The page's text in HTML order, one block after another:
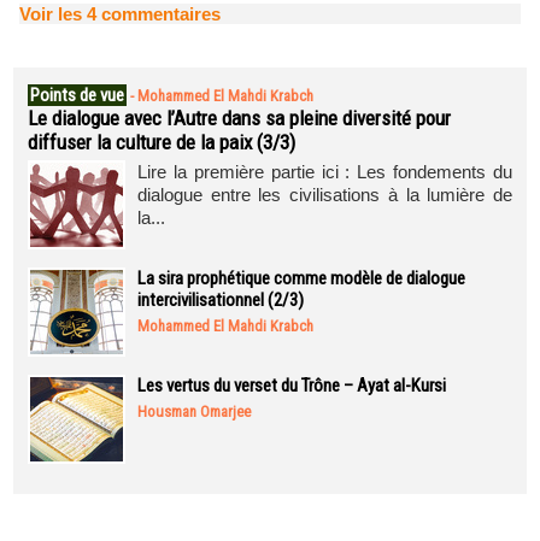
Voir les 4commentaires
Points de vue - Mohammed El Mahdi Krabch
Le dialogue avec l’Autre dans sa pleine diversité pour
diffuser la culture de la paix (3/3)
Lire la première partie ici : Les fondements du
dialogue entre les civilisations à la lumière de
la...
La sira prophétique comme modèle de dialogue
intercivilisationnel (2/3)
Mohammed El Mahdi Krabch
Les vertus du verset du Trône – Ayat al-Kursi
Housman Omarjee